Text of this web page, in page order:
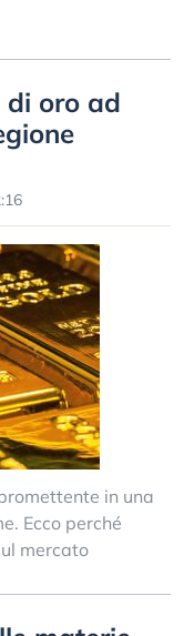
di oro ad
in una
Ecco perché
mercato